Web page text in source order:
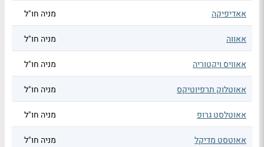
אאדיפיקה מניה חו"ל
אאווה מניה חו"ל
אאוויס ויקטוריה מניה חו"ל
אאוטלוק תרפיוטיקס מניה חו"ל
אאוטלסט גרופ מניה חו"ל
אאוטסט מדיקל מניה חו"ל